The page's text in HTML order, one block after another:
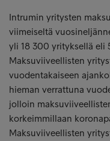
Intrumin yritysten
viimeiseltä
yli 18 300 yrityksellä eli
Maksuviiveellisten
vuodentakaiseen
hieman verrattuna
jolloin
korkeimmillaan
Maksuviiveellisten